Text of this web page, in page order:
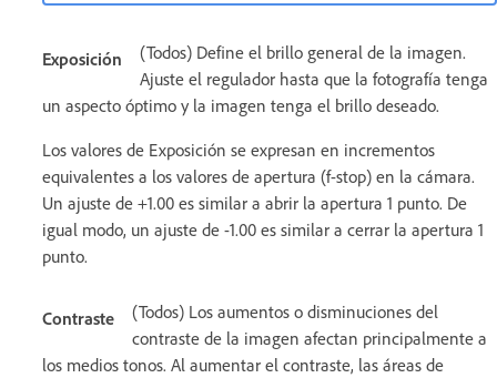
Exposición
(Todos) Define el brillo general de la imagen.
Ajuste el regulador hasta que la fotografía tenga
un aspecto óptimo y la imagen tenga el brillo deseado.
Los valores de Exposición se expresan en incrementos
equivalentes a los valores de apertura (f-stop) en la cámara.
Un ajuste de +1.00 es similar a abrir la apertura 1 punto. De
igual modo, un ajuste de -1.00 es similar a cerrar la apertura 1
punto.
Contraste
(Todos) Los aumentos o disminuciones del
contraste de la imagen afectan principalmente a
los medios tonos. Al aumentar el contraste, las áreas de